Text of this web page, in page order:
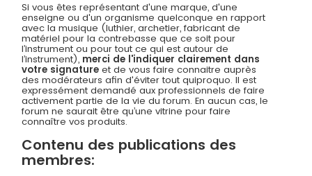
Si vous êtes représentant d'une marque, d'une
enseigne ou d'un organisme quelconque en rapport
avec la musique (luthier, archetier, fabricant de
matériel pour la contrebasse que ce soit pour
l’instrument ou pour tout ce qui est autour de
l’instrument), merci de l'indiquer clairement dans
votre signature et de vous faire connaitre auprès
des modérateurs afin d'éviter tout quiproquo. Il est
expressément demandé aux professionnels de faire
activement partie de la vie du forum. En aucun cas, le
forum ne saurait être qu’une vitrine pour faire
connaître vos produits.
Contenu des publications des
membres: